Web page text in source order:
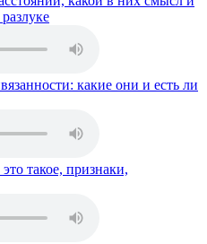
какие они и есть ли
такое, признаки,